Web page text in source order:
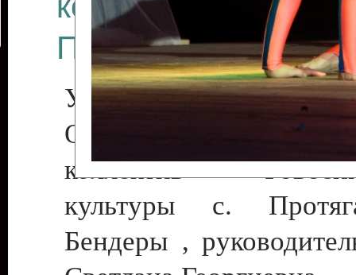
Приднестровского
Участники фестиваля:
Образцовый
коллектив
культуры с.
Бендеры ,